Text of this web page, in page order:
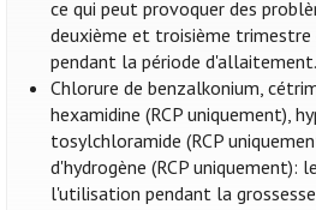
ce qui peut provoquer des
deuxième et troisième trimestre
pendant la période d'allaitement.
Chlorure de benzalkonium,
hexamidine (RCP uniquement),
tosylchloramide (RCP
d'hydrogène (RCP uniquement):
l'utilisation pendant la